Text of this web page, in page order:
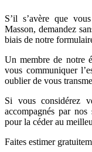
S’il s’avère que
Masson, demandez
biais de notre
Un membre de notre
vous communiquer
oublier de vous
Si vous considérez
accompagnés par
pour la céder au
Faites estimer